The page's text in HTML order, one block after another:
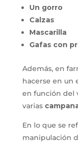
Un gorro
Calzas
Mascarilla
Gafas con
Además, en
hacerse en un
en función del
varias
En lo que se
manipulación